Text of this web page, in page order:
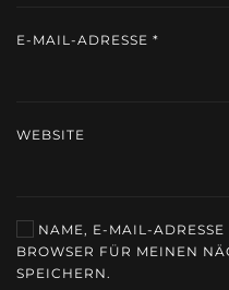
E-MAIL-ADRESSE *
WEBSITE
NAME, E-MAIL-
BROWSER FÜR MEINEN
SPEICHERN.